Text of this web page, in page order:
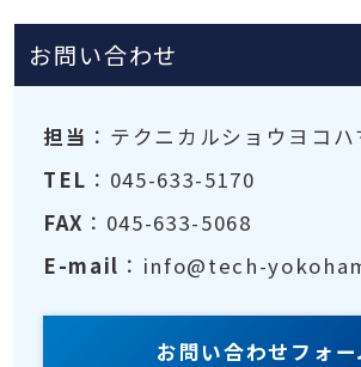
お問い合わせ
担当 ：テクニカルショウヨコ
TEL ：045-633-5170
FAX ：045-633-5068
E-mail ：info@tech-
お問い合わせフォー